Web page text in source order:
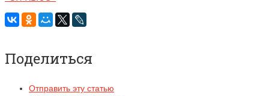
Поделиться
Отправить эту статью